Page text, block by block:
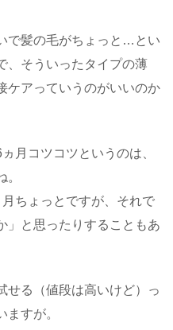
で髪の毛がちょっと…とい
、そういったタイプの薄
ケアっていうのがいいのか
月コツコツというのは、
ちょっとですが、それで
」と思ったりすることもあ
せる（値段は高いけど）っ
すが。